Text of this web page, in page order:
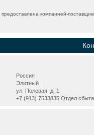
предоставлена компанией-
Россия
Элитный
ул. Полевая, д. 1
+7 (913) 7533835 Отдел